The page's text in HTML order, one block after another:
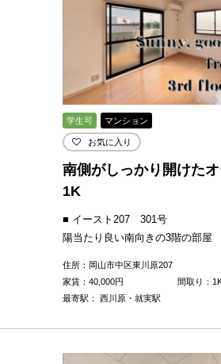
学生可 マンション
お気に入り
南側がしっかり開けた
1K
■ イースト207 301号
陽当たり良い南向きの3階の部屋
住所：岡山市中区東川原207
家賃： 40,000円
間取り：
最寄駅： 西川原・就実駅